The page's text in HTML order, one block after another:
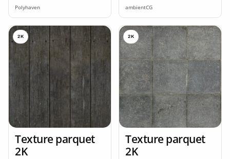
Polyhaven ambientCG
2K
Texture parquet
2K
2K
Texture parquet
2K